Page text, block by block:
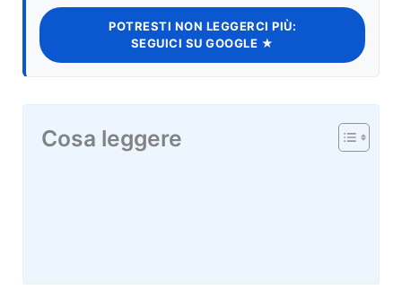
POTRESTI NON LEGGERCI PIÙ:
SEGUICI SU GOOGLE ★
Cosa leggere